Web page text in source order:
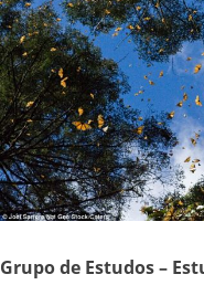
Grupo de Estudos –